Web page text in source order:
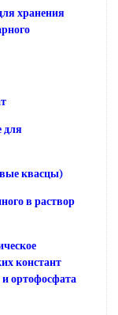
хранения
для
квасцы)
в раствор
констант
ортофосфата